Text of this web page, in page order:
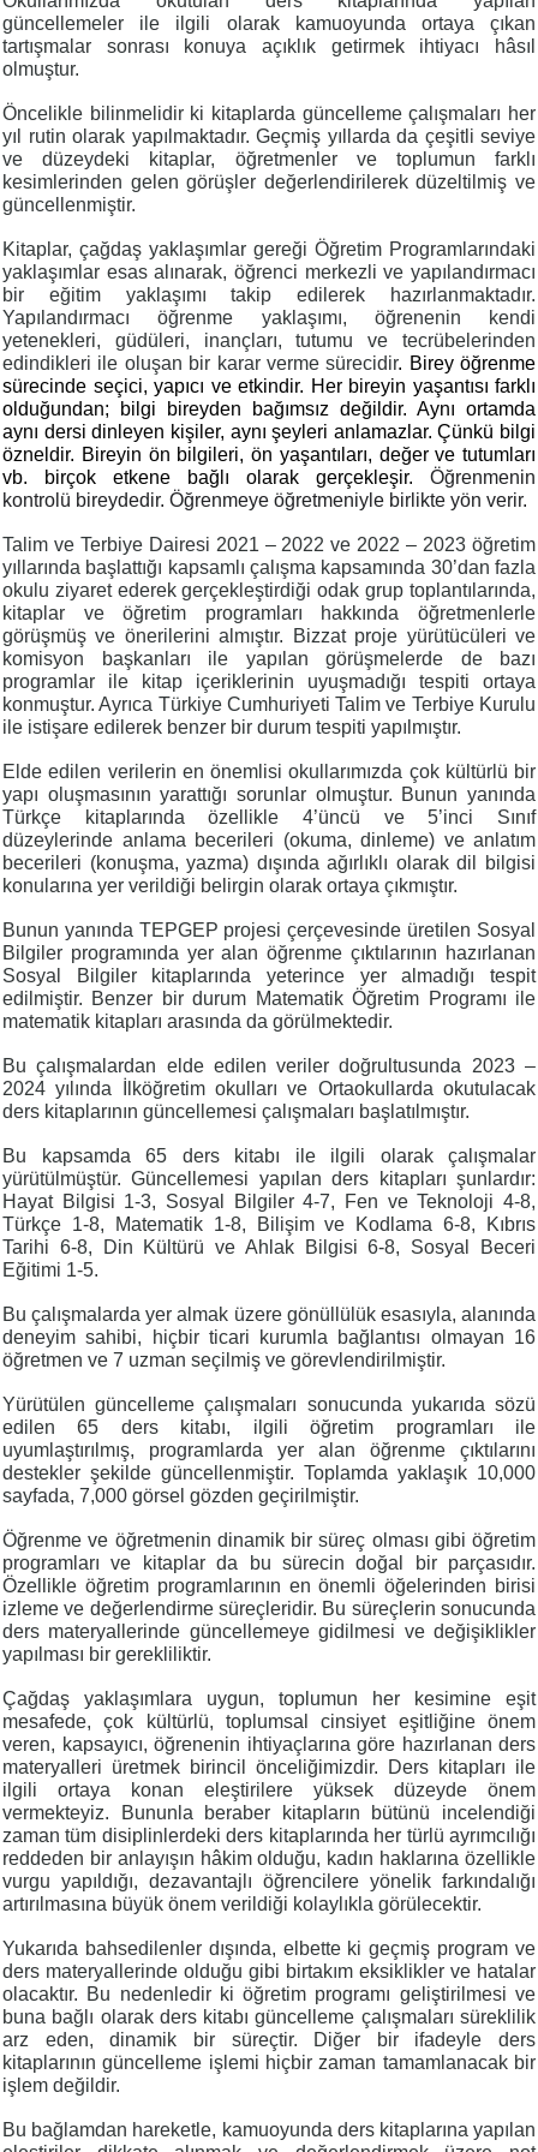
güncellemeler ile ilgili olarak kamuoyunda ortaya çıkan
tartışmalar sonrası konuya açıklık getirmek ihtiyacı hâsıl
olmuştur.
Öncelikle bilinmelidir ki kitaplarda güncelleme çalışmaları her
yıl rutin olarak yapılmaktadır. Geçmiş yıllarda da çeşitli seviye
ve düzeydeki kitaplar, öğretmenler ve toplumun farklı
kesimlerinden gelen görüşler değerlendirilerek düzeltilmiş ve
güncellenmiştir.
Kitaplar, çağdaş yaklaşımlar gereği Öğretim Programlarındaki
yaklaşımlar esas alınarak, öğrenci merkezli ve yapılandırmacı
bir eğitim yaklaşımı takip edilerek hazırlanmaktadır.
Yapılandırmacı öğrenme yaklaşımı, öğrenenin kendi
yetenekleri, güdüleri, inançları, tutumu ve tecrübelerinden
edindikleri ile oluşan bir karar verme sürecidir. Birey öğrenme
sürecinde seçici, yapıcı ve etkindir. Her bireyin yaşantısı farklı
olduğundan; bilgi bireyden bağımsız değildir. Aynı ortamda
aynı dersi dinleyen kişiler, aynı şeyleri anlamazlar. Çünkü bilgi
özneldir. Bireyin ön bilgileri, ön yaşantıları, değer ve tutumları
vb. birçok etkene bağlı olarak gerçekleşir. Öğrenmenin
kontrolü bireydedir. Öğrenmeye öğretmeniyle birlikte yön verir.
Talim ve Terbiye Dairesi 2021 – 2022 ve 2022 – 2023 öğretim
yıllarında başlattığı kapsamlı çalışma kapsamında 30’dan fazla
okulu ziyaret ederek gerçekleştirdiği odak grup toplantılarında,
kitaplar ve öğretim programları hakkında öğretmenlerle
görüşmüş ve önerilerini almıştır. Bizzat proje yürütücüleri ve
komisyon başkanları ile yapılan görüşmelerde de bazı
programlar ile kitap içeriklerinin uyuşmadığı tespiti ortaya
konmuştur. Ayrıca Türkiye Cumhuriyeti Talim ve Terbiye Kurulu
ile istişare edilerek benzer bir durum tespiti yapılmıştır.
Elde edilen verilerin en önemlisi okullarımızda çok kültürlü bir
yapı oluşmasının yarattığı sorunlar olmuştur. Bunun yanında
Türkçe kitaplarında özellikle 4’üncü ve 5’inci Sınıf
düzeylerinde anlama becerileri (okuma, dinleme) ve anlatım
becerileri (konuşma, yazma) dışında ağırlıklı olarak dil bilgisi
konularına yer verildiği belirgin olarak ortaya çıkmıştır.
Bunun yanında TEPGEP projesi çerçevesinde üretilen Sosyal
Bilgiler programında yer alan öğrenme çıktılarının hazırlanan
Sosyal Bilgiler kitaplarında yeterince yer almadığı tespit
edilmiştir. Benzer bir durum Matematik Öğretim Programı ile
matematik kitapları arasında da görülmektedir.
Bu çalışmalardan elde edilen veriler doğrultusunda 2023 –
2024 yılında İlköğretim okulları ve Ortaokullarda okutulacak
ders kitaplarının güncellemesi çalışmaları başlatılmıştır.
Bu kapsamda 65 ders kitabı ile ilgili olarak çalışmalar
yürütülmüştür. Güncellemesi yapılan ders kitapları şunlardır:
Hayat Bilgisi 1-3, Sosyal Bilgiler 4-7, Fen ve Teknoloji 4-8,
Türkçe 1-8, Matematik 1-8, Bilişim ve Kodlama 6-8, Kıbrıs
Tarihi 6-8, Din Kültürü ve Ahlak Bilgisi 6-8, Sosyal Beceri
Eğitimi 1-5.
Bu çalışmalarda yer almak üzere gönüllülük esasıyla, alanında
deneyim sahibi, hiçbir ticari kurumla bağlantısı olmayan 16
öğretmen ve 7 uzman seçilmiş ve görevlendirilmiştir.
Yürütülen güncelleme çalışmaları sonucunda yukarıda sözü
edilen 65 ders kitabı, ilgili öğretim programları ile
uyumlaştırılmış, programlarda yer alan öğrenme çıktılarını
destekler şekilde güncellenmiştir. Toplamda yaklaşık 10,000
sayfada, 7,000 görsel gözden geçirilmiştir.
Öğrenme ve öğretmenin dinamik bir süreç olması gibi öğretim
programları ve kitaplar da bu sürecin doğal bir parçasıdır.
Özellikle öğretim programlarının en önemli öğelerinden birisi
izleme ve değerlendirme süreçleridir. Bu süreçlerin sonucunda
ders materyallerinde güncellemeye gidilmesi ve değişiklikler
yapılması bir gerekliliktir.
Çağdaş yaklaşımlara uygun, toplumun her kesimine eşit
mesafede, çok kültürlü, toplumsal cinsiyet eşitliğine önem
veren, kapsayıcı, öğrenenin ihtiyaçlarına göre hazırlanan ders
materyalleri üretmek birincil önceliğimizdir. Ders kitapları ile
ilgili ortaya konan eleştirilere yüksek düzeyde önem
vermekteyiz. Bununla beraber kitapların bütünü incelendiği
zaman tüm disiplinlerdeki ders kitaplarında her türlü ayrımcılığı
reddeden bir anlayışın hâkim olduğu, kadın haklarına özellikle
vurgu yapıldığı, dezavantajlı öğrencilere yönelik farkındalığı
artırılmasına büyük önem verildiği kolaylıkla görülecektir.
Yukarıda bahsedilenler dışında, elbette ki geçmiş program ve
ders materyallerinde olduğu gibi birtakım eksiklikler ve hatalar
olacaktır. Bu nedenledir ki öğretim programı geliştirilmesi ve
buna bağlı olarak ders kitabı güncelleme çalışmaları süreklilik
arz eden, dinamik bir süreçtir. Diğer bir ifadeyle ders
kitaplarının güncelleme işlemi hiçbir zaman tamamlanacak bir
işlem değildir.
Bu bağlamdan hareketle, kamuoyunda ders kitaplarına yapılan